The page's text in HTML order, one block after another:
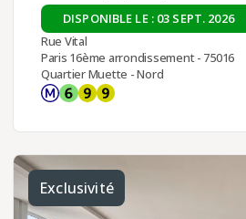
DISPONIBLE LE : 03 SEPT. 2026
Rue Vital
Paris 16ème arrondissement - 75016
Quartier Muette - Nord
Exclusivité